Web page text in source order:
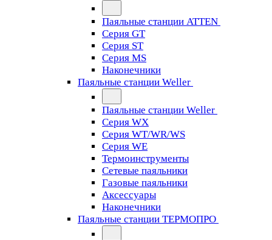
Паяльные станции ATTEN
Серия GT
Серия ST
Серия MS
Наконечники
Паяльные станции Weller
Паяльные станции Weller
Серия WX
Серия WT/WR/WS
Серия WE
Термоинструменты
Сетевые паяльники
Газовые паяльники
Аксессуары
Наконечники
Паяльные станции ТЕРМОПРО